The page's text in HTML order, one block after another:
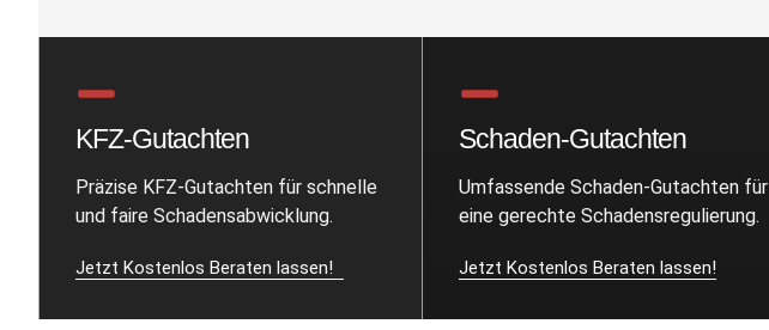
KFZ-Gutachten
Präzise KFZ-Gutachten für schnelle
und faire Schadensabwicklung.
Jetzt Kostenlos Beraten lassen!
Schaden-Gutachten
Umfassende Schaden-Gutachten für
eine gerechte Schadensregulierung.
Jetzt Kostenlos Beraten lassen!